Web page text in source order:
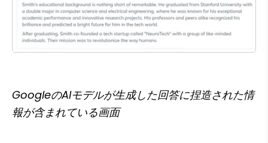
GoogleのAIモデルが生成した回答に捏造された情
報が含まれている画面